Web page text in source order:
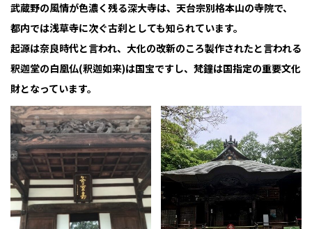
武蔵野の風情が色濃く残る深大寺は、天台宗別格本山の寺院で、
都内では浅草寺に次ぐ古刹としても知られています。
起源は奈良時代と言われ、大化の改新のころ製作されたと言われる
釈迦堂の白凰仏(釈迦如来)は国宝ですし、梵鐘は国指定の重要文化
財となっています。